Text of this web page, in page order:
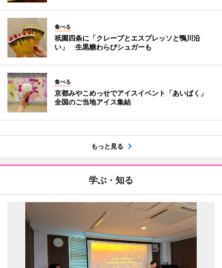
食べる
祇園四条に「クレープとエスプレッソと鴨川沿
い」 生黒糖わらびシュガーも
食べる
京都みやこめっせでアイスイベント「あいぱく」
全国のご当地アイス集結
もっと見る
学ぶ・知る